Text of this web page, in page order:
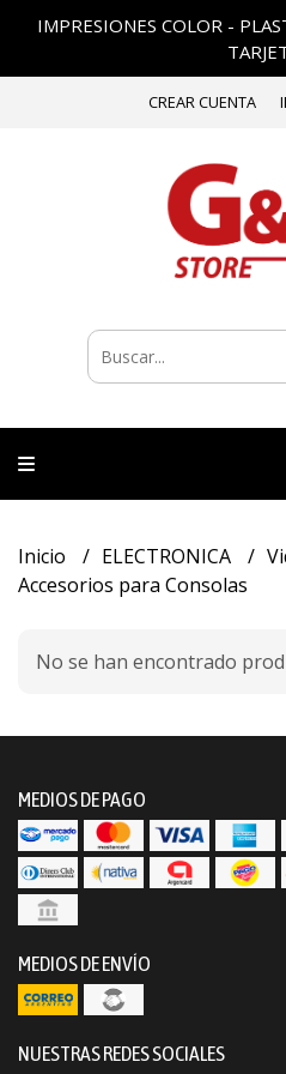
IMPRESIONES COLOR -
CREAR CUENTA
Inicio ELECTRONICA
Accesorios para Consolas
No se han encontrado
MEDIOS DE PAGO
MEDIOS DE ENVÍO
NUESTRAS REDES SOCIALES